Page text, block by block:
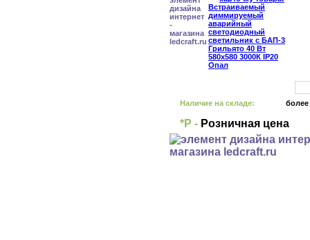
Наличие на складе: более
*Р - Розничная цена